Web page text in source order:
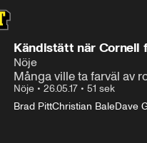
Kändistätt när Cornell
Nöje
Många ville ta farväl av
Nöje • 26.05.17 • 51 sek
Brad PittChristian BaleDave